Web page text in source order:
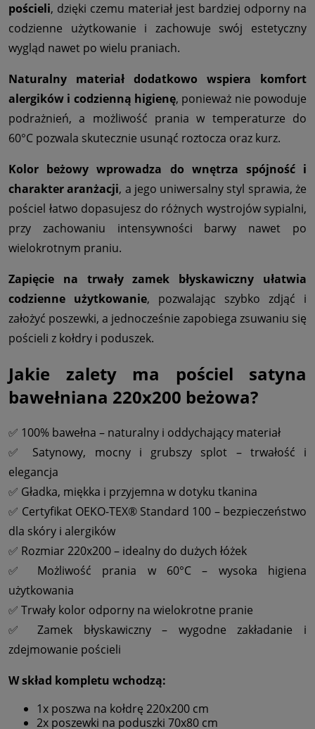
pościeli, dzięki czemu materiał jest bardziej odporny na
codzienne użytkowanie i zachowuje swój estetyczny
wygląd nawet po wielu praniach.
Naturalny materiał dodatkowo wspiera komfort
alergików i codzienną higienę, ponieważ nie powoduje
podrażnień, a możliwość prania w temperaturze do
60°C pozwala skutecznie usunąć roztocza oraz kurz.
Kolor beżowy wprowadza do wnętrza spójność i
charakter aranżacji, a jego uniwersalny styl sprawia, że
pościel łatwo dopasujesz do różnych wystrojów sypialni,
przy zachowaniu intensywności barwy nawet po
wielokrotnym praniu.
Zapięcie na trwały zamek błyskawiczny ułatwia
codzienne użytkowanie, pozwalając szybko zdjąć i
założyć poszewki, a jednocześnie zapobiega zsuwaniu się
pościeli z kołdry i poduszek.
Jakie zalety ma pościel satyna
bawełniana 220x200 beżowa?
✅ 100% bawełna – naturalny i oddychający materiał
✅ Satynowy, mocny i grubszy splot – trwałość i
elegancja
✅ Gładka, miękka i przyjemna w dotyku tkanina
✅ Certyfikat OEKO-TEX® Standard 100 – bezpieczeństwo
dla skóry i alergików
✅ Rozmiar 220x200 – idealny do dużych łóżek
✅ Możliwość prania w 60°C – wysoka higiena
użytkowania
✅ Trwały kolor odporny na wielokrotne pranie
✅ Zamek błyskawiczny – wygodne zakładanie i
zdejmowanie pościeli
W skład kompletu wchodzą:
1x poszwa na kołdrę 220x200 cm
2x poszewki na poduszki 70x80 cm